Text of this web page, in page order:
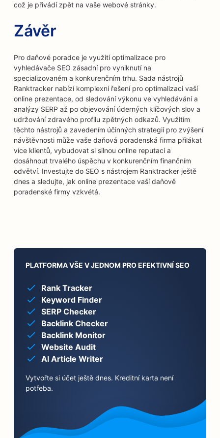
což je přivádí zpět na vaše webové stránky.
Závěr
Pro daňové poradce je využití optimalizace pro
vyhledávače SEO zásadní pro vyniknutí na
specializovaném a konkurenčním trhu. Sada nástrojů
Ranktracker nabízí komplexní řešení pro optimalizaci vaší
online prezentace, od sledování výkonu ve vyhledávání a
analýzy SERP až po objevování úderných klíčových slov a
udržování zdravého profilu zpětných odkazů. Využitím
těchto nástrojů a zavedením účinných strategií pro zvýšení
návštěvnosti může vaše daňová poradenská firma přilákat
více klientů, vybudovat si silnou online reputaci a
dosáhnout trvalého úspěchu v konkurenčním finančním
odvětví. Investujte do SEO s nástrojem Ranktracker ještě
dnes a sledujte, jak online prezentace vaší daňově
poradenské firmy vzkvétá.
PLATFORMA VŠE V JEDNOM PRO EFEKTIVNÍ SEO
Rank Tracker
Keyword Finder
SERP Checker
Backlink Checker
Backlink Monitor
Website Audit
AI Article Writer
Vytvořte si účet ještě dnes. Kreditní karta není
potřeba.